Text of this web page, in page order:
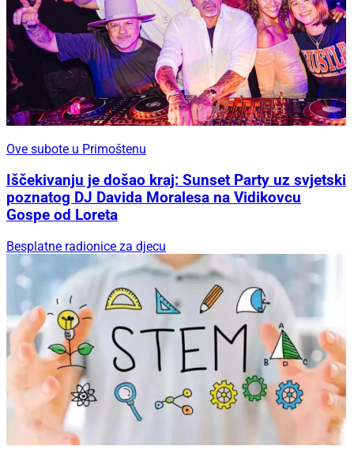
Ove subote u Primoštenu
Iščekivanju je došao kraj: Sunset Party uz svjetski
poznatog DJ Davida Moralesa na Vidikovcu
Gospe od Loreta
Besplatne radionice za djecu